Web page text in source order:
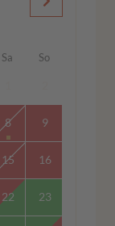
Sa So
8 9
15 16
22 23